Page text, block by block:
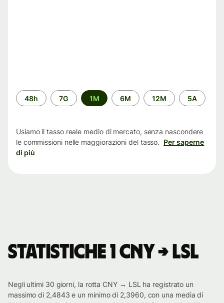
Periodo
di
48h 7G 1M 6M 12M 5A
Usiamo il tasso reale medio di mercato, senza nascondere
le commissioni nelle maggiorazioni del tasso. Per saperne
di più
Statistiche 1 CNY → LSL
Negli ultimi 30 giorni, la rotta CNY → LSL ha registrato un
massimo di 2,4843 e un minimo di 2,3960, con una media di